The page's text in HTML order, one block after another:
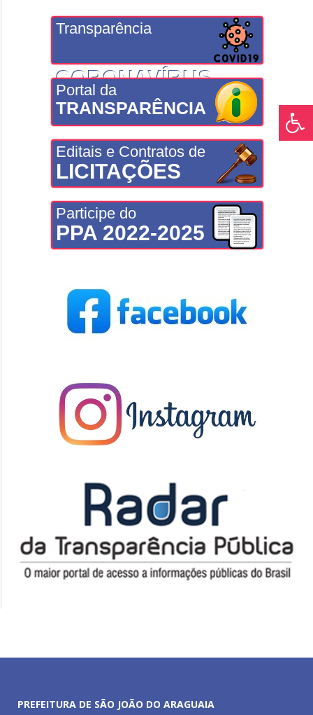
Transparência
CORONAVÍRUS
Portal da
TRANSPARÊNCIA
Editais e Contratos de
LICITAÇÕES
Participe do
PPA 2022-2025
PREFEITURA DE SÃO JOÃO DO ARAGUAIA